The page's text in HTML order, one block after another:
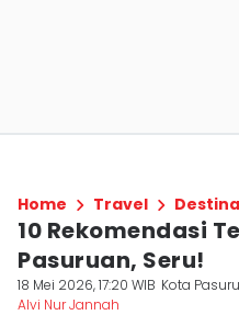
Home Travel
10 Rekomendasi
Pasuruan, Seru!
18 Mei 2026, 17:20 WIB Kota
Alvi Nur Jannah